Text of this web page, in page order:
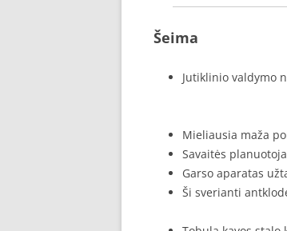
Šeima
Jutiklinio valdymo
Mieliausia maža
Savaitės
Garso aparatas
Ši sverianti